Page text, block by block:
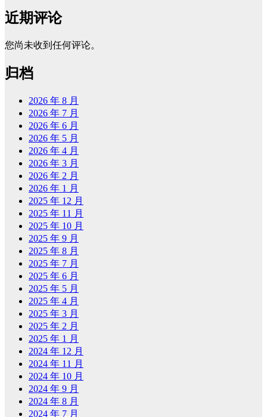
近期评论
您尚未收到任何评论。
归档
2026 年 8 月
2026 年 7 月
2026 年 6 月
2026 年 5 月
2026 年 4 月
2026 年 3 月
2026 年 2 月
2026 年 1 月
2025 年 12 月
2025 年 11 月
2025 年 10 月
2025 年 9 月
2025 年 8 月
2025 年 7 月
2025 年 6 月
2025 年 5 月
2025 年 4 月
2025 年 3 月
2025 年 2 月
2025 年 1 月
2024 年 12 月
2024 年 11 月
2024 年 10 月
2024 年 9 月
2024 年 8 月
2024 年 7 月